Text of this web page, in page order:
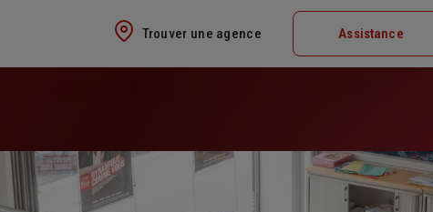
Trouver une agence Assistance